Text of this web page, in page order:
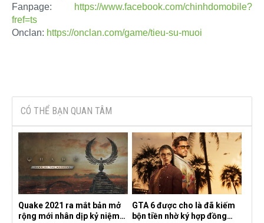
Fanpage:
https://www.facebook.com/chinhdomobile?
fref=ts
Onclan: https://onclan.com/game/tieu-su-muoi
CÓ THỂ BẠN QUAN TÂM
Quake 2021 ra mắt bản mở
rộng mới nhân dịp kỷ niệm
GTA 6 được cho là đã kiếm
bộn tiền nhờ ký hợp đồng